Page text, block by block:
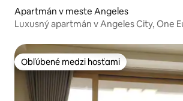
Apartmán v meste Angeles
Luxusný apartmán v Angeles City, One
Obľúbené medzi hosťami
Obľúbené medzi hosťami